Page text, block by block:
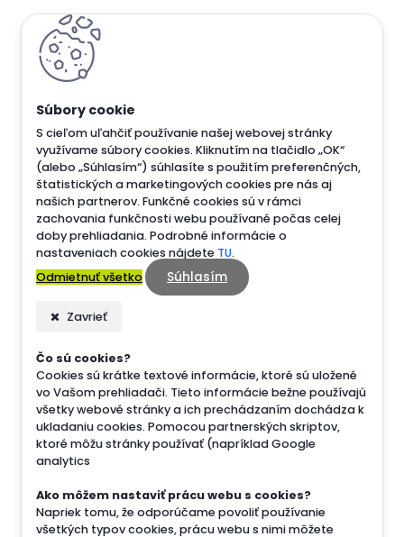
S cieľom uľahčiť používanie našej webovej stránky
využívame súbory cookies. Kliknutím na tlačidlo „OK“
(alebo „Súhlasím“) súhlasíte s použitím preferenčných,
štatistických a marketingových cookies pre nás aj
našich partnerov. Funkčné cookies sú v rámci
zachovania funkčnosti webu používané počas celej
doby prehliadania. Podrobné informácie o
nastaveniach cookies nájdete TU.
Odmietnuť všetko
Súhlasím
Zavrieť
Čo sú cookies?
Cookies sú krátke textové informácie, ktoré sú uložené
vo Vašom prehliadači. Tieto informácie bežne používajú
všetky webové stránky a ich prechádzaním dochádza k
ukladaniu cookies. Pomocou partnerských skriptov,
ktoré môžu stránky používať (napríklad Google
analytics
Ako môžem nastaviť prácu webu s cookies?
Napriek tomu, že odporúčame povoliť používanie
všetkých typov cookies, prácu webu s nimi môžete